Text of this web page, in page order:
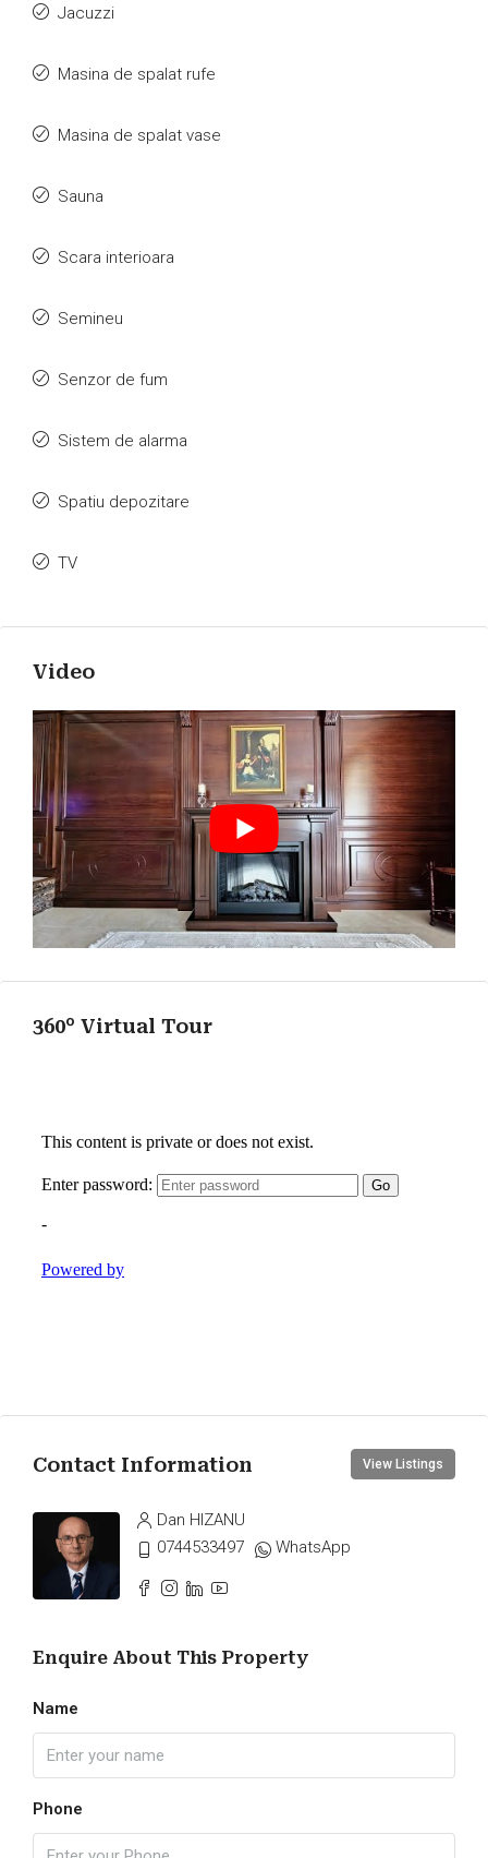
Jacuzzi
Masina de spalat rufe
Masina de spalat vase
Sauna
Scara interioara
Semineu
Senzor de fum
Sistem de alarma
Spatiu depozitare
TV
Video
360° Virtual Tour
Contact Information View Listings
Dan HIZANU
0744533497
WhatsApp
Enquire About This Property
Name
Phone